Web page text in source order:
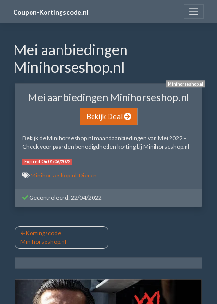
Coupon-Kortingscode.nl
Mei aanbiedingen
Minihorseshop.nl
Minihorseshop.nl
Mei aanbiedingen Minihorseshop.nl
Bekijk Deal
Bekijk de Minihorseshop.nl maandaanbiedingen van Mei 2022 –
Check voor paarden benodigdheden korting bij Minihorseshop.nl
Expired On 01/06/2022
Minihorseshop.nl Dieren
Gecontroleerd: 22/04/2022
Bericht
navigatie
Kortingscode
Minihorseshop.nl